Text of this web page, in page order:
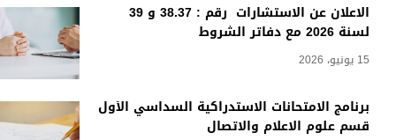
الاعلان عن الاستشارات رقم : 38.37 و 39
لسنة 2026 مع دفاتر الشروط
15 يونيو، 2026
برنامج الامتحانات الاستدراكية السداسي الأول
قسم علوم الاعلام والاتصال